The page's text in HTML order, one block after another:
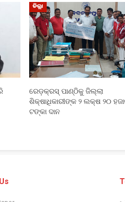
ଜିଲ୍ଲା
ରେଡ଼କ୍ରସ୍ ପାଣ୍ଠିକୁ ଜିଲ୍ଲା
ଶିକ୍ଷାଧିକାରୀଙ୍କ ୨ ଲକ୍ଷ ୨୦
ଟଙ୍କା ଦାନ